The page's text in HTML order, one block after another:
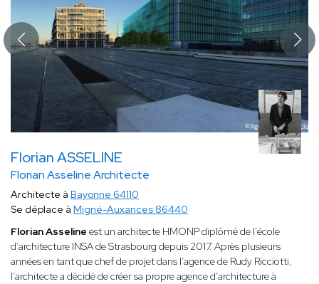
Florian ASSELINE
Florian Asseline Architecte
Architecte à Bayonne 64110
Se déplace à Migné-Auxances 86440
Florian Asseline est un architecte HMONP diplômé de l’école
d’architecture INSA de Strasbourg depuis 2017. Après plusieurs
années en tant que chef de projet dans l’agence de Rudy Ricciotti,
l’architecte a décidé de créer sa propre agence d’architecture à